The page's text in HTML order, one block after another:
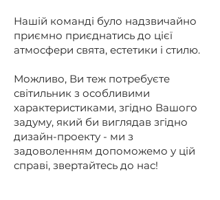
Нашій команді було надзвичайно
приємно приєднатись до цієї
атмосфери свята, естетики і стилю.
Можливо, Ви теж потребуєте
світильник з особливими
характеристиками, згідно Вашого
задуму, який би виглядав згідно
дизайн-проекту - ми з
задоволенням допоможемо у цій
справі, звертайтесь до нас!